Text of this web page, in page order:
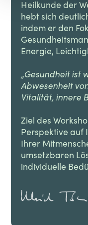
Heilkunde der
hebt sich
indem er den
Energie,
„Gesundheit ist
Abwesenheit
Vitalität, innere
Ziel des
Perspektive auf
Ihrer
umsetzbaren
individuelle